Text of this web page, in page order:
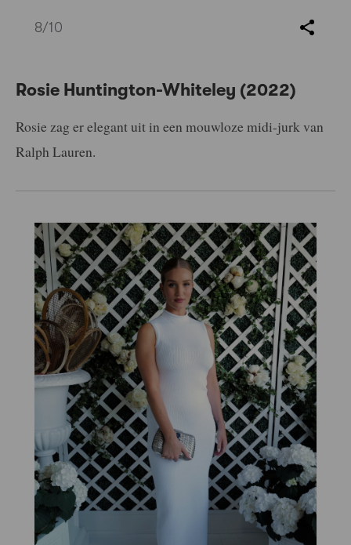
8/10
Rosie Huntington-Whiteley (2022)
Rosie zag er elegant uit in een mouwloze midi-jurk van
Ralph Lauren.